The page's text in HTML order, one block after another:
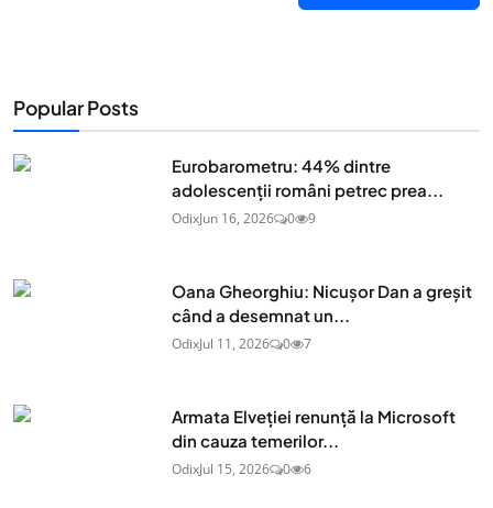
Popular Posts
Eurobarometru: 44% dintre
adolescenţii români petrec prea...
OdixJun 16, 2026 0 9
Oana Gheorghiu: Nicușor Dan a greșit
când a desemnat un...
OdixJul 11, 2026 0 7
Armata Elveției renunță la Microsoft
din cauza temerilor...
OdixJul 15, 2026 0 6